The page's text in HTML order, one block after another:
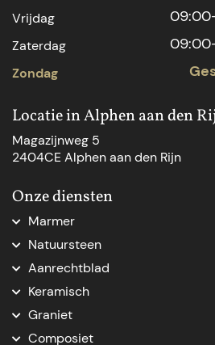
Vrijdag
Zaterdag
Zondag
Locatie in Alphen aan den
Magazijnweg 5
2404CE Alphen aan den Rijn
Onze diensten
Marmer
Marmer aanrechtblad
Marmer natuursteen
Marmer op maat
Marmeren blad op maat
Marmer badkamer
Natuursteen
Natuursteen Den Haag
Natuursteenblad op maat
Natuursteen dorpel
Aanrechtblad
Aanrechtblad op maat
Nieuw keukenblad
Keukenblad vervangen
Keramisch
Keramische keukenbladen
Graniet
Graniet keukenblad op maat
Composiet